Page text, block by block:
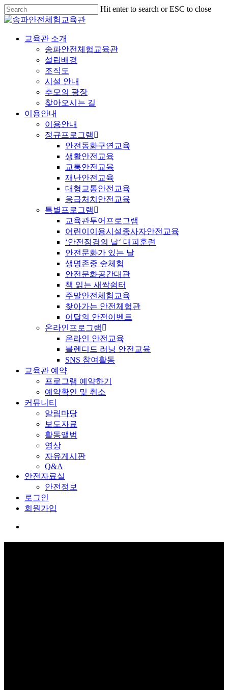
Hit enter to search or ESC to close
교육관 소개
송파안전체험교육관
설립배경
조직도
시설 안내
추모의 광장
찾아오시는 길
이용안내
이용안내
정규프로그램
안전동화구연교육
생활안전교육
교통안전교육
재난안전교육
대형교통안전교육
응급처치안전교육
특별프로그램
교육관투어프로그램
어린이이용시설종사자안전교육
‘안전점검의 날‘ 대피훈련
안전문화가 있는 날
생명존중 숲체험
안전문화공간대관
책 읽는 새싹쉼터
주말안전체험교육
찾아가는 안전체험관
이달의 안전이벤트
온라인프로그램
온라인 안전교육
블렌디드 러닝 안전교육
SNS 참여활동
교육관 예약
프로그램 예약하기
예약확인 및 취소
커뮤니티
알림마당
보도자료
활동앨범
영상
자유게시판
Q&A
안전자료실
안전정보
로그인
회원가입